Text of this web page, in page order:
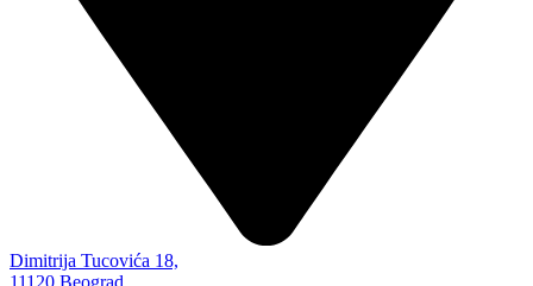
Dimitrija Tucovića 18,
11120 Beograd